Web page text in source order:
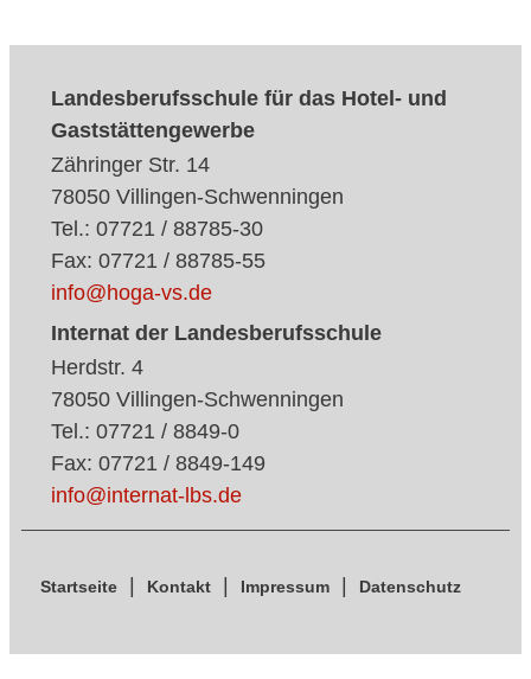
Landesberufsschule für das Hotel- und
Gaststättengewerbe
Zähringer Str. 14
78050 Villingen-Schwenningen
Tel.: 07721 / 88785-30
Fax: 07721 / 88785-55
info@hoga-vs.de
Internat der Landesberufsschule
Herdstr. 4
78050 Villingen-Schwenningen
Tel.: 07721 / 8849-0
Fax: 07721 / 8849-149
info@internat-lbs.de
Startseite Kontakt Impressum Datenschutz